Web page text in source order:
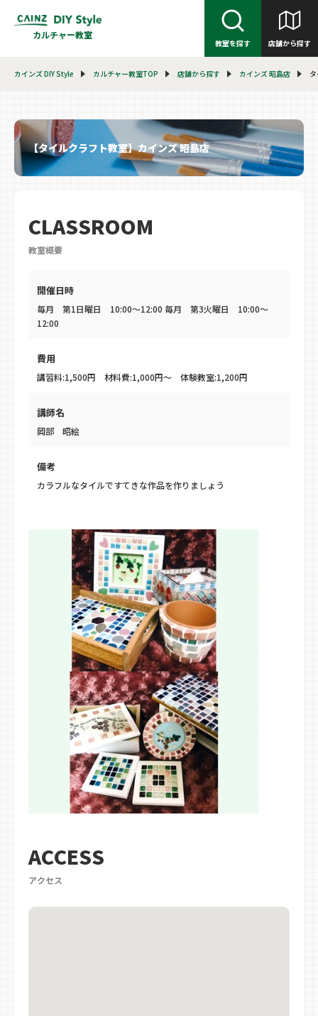
カルチャー教室
教室を探す 店舗から探す
カインズ DIY Style カルチャー教室TOP 店舗から探す カインズ 昭島店
【タイルクラフト教室】カインズ 昭島店
CLASSROOM
教室概要
開催日時
毎月 第1日曜日 10:00～12:00 毎月 第3火曜日 10:00～
12:00
費用
講習料:1,500円 材料費:1,000円～ 体験教室:1,200円
講師名
岡部 昭絵
備考
カラフルなタイルですてきな作品を作りましょう
ACCESS
アクセス